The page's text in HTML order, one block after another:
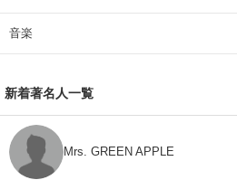
音楽
新着著名人一覧
Mrs. GREEN APPLE